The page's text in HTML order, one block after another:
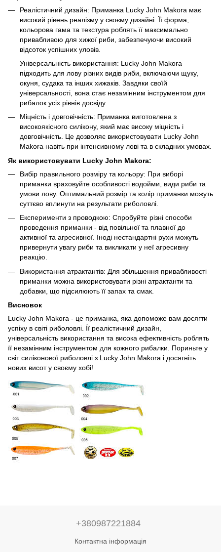
Реалістичний дизайн: Приманка Lucky John Makora має
високий рівень реалізму у своєму дизайні. Її форма,
кольорова гама та текстура роблять її максимально
привабливою для хижої риби, забезпечуючи високий
відсоток успішних уловів.
Універсальність використання: Lucky John Makora
підходить для лову різних видів риби, включаючи щуку,
окуня, судака та інших хижаків. Завдяки своїй
універсальності, вона стає незамінним інструментом для
рибалок усіх рівнів досвіду.
Міцність і довговічність: Приманка виготовлена з
високоякісного силікону, який має високу міцність і
довговічність. Це дозволяє використовувати Lucky John
Makora навіть при інтенсивному лові та в складних умовах.
Як використовувати Lucky John Makora:
Вибір правильного розміру та кольору: При виборі
приманки враховуйте особливості водойми, види риби та
умови лову. Оптимальний розмір та колір приманки можуть
суттєво вплинути на результати риболовлі.
Експерименти з проводкою: Спробуйте різні способи
проведення приманки - від повільної та плавної до
активної та агресивної. Іноді нестандартні рухи можуть
привернути увагу риби та викликати у неї агресивну
реакцію.
Використання атрактантів: Для збільшення привабливості
приманки можна використовувати різні атрактанти та
добавки, що підсилюють її запах та смак.
Висновок
Lucky John Makora - це приманка, яка допоможе вам досягти
успіху в світі риболовлі. Її реалістичний дизайн,
універсальність використання та висока ефективність роблять
її незамінним інструментом для кожного рибалки. Пориньте у
світ силіконової риболовлі з Lucky John Makora і досягніть
нових висот у своєму хобі!
+380987221884
Контактна інформація